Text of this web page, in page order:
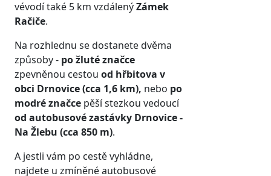
vévodí také 5 km vzdálenýZámek
Račiče.
Na rozhlednu se dostanete dvěma
způsoby - po žluté značce
zpevněnou cestou od hřbitova v
obci Drnovice (cca 1,6 km), nebo po
modré značce pěší stezkou vedoucí
od autobusové zastávky Drnovice -
Na Žlebu (cca 850 m).
A jestli vám po cestě vyhládne,
najdete u zmíněné autobusové